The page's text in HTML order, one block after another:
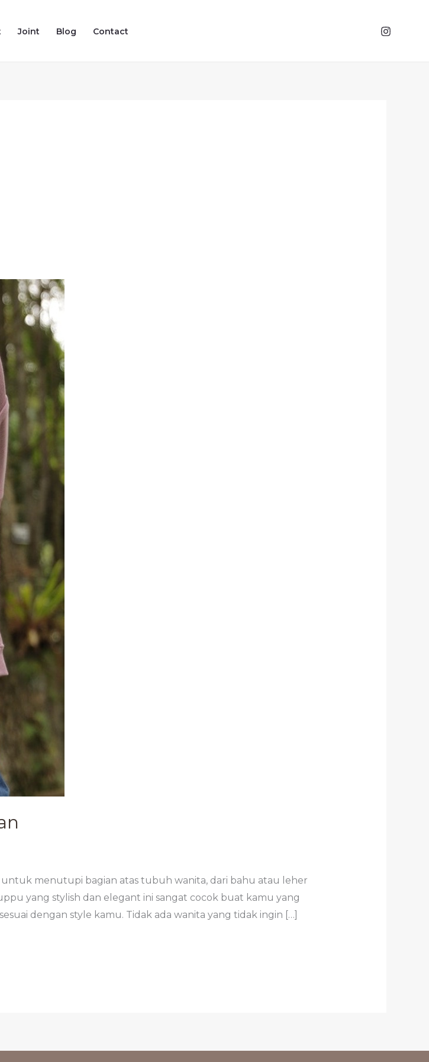
Joint Blog Contact
menutupi bagian atas tubuh wanita, dari bahu atau leher
yang stylish dan elegant ini sangat cocok buat kamu yang
dengan style kamu. Tidak ada wanita yang tidak ingin […]